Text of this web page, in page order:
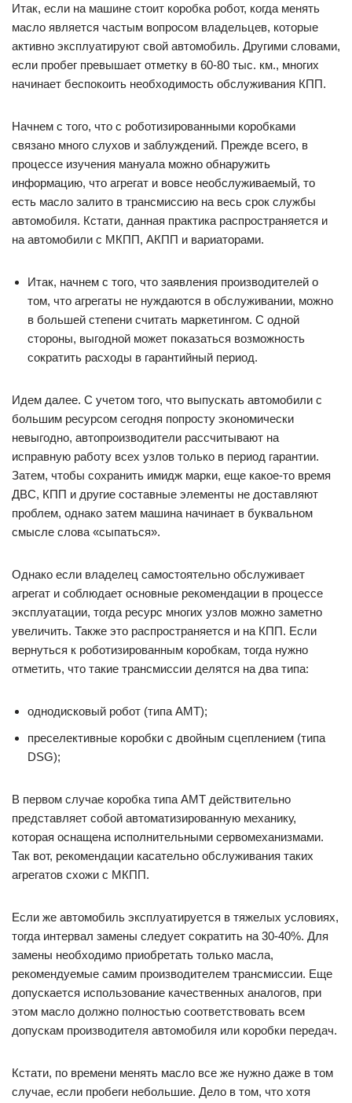
Итак, если на машине стоит коробка робот, когда менять
масло является частым вопросом владельцев, которые
активно эксплуатируют свой автомобиль. Другими словами,
если пробег превышает отметку в 60-80 тыс. км., многих
начинает беспокоить необходимость обслуживания КПП.
Начнем с того, что с роботизированными коробками
связано много слухов и заблуждений. Прежде всего, в
процессе изучения мануала можно обнаружить
информацию, что агрегат и вовсе необслуживаемый, то
есть масло залито в трансмиссию на весь срок службы
автомобиля. Кстати, данная практика распространяется и
на автомобили с МКПП, АКПП и вариаторами.
Итак, начнем с того, что заявления производителей о
том, что агрегаты не нуждаются в обслуживании, можно
в большей степени считать маркетингом. С одной
стороны, выгодной может показаться возможность
сократить расходы в гарантийный период.
Идем далее. С учетом того, что выпускать автомобили с
большим ресурсом сегодня попросту экономически
невыгодно, автопроизводители рассчитывают на
исправную работу всех узлов только в период гарантии.
Затем, чтобы сохранить имидж марки, еще какое-то время
ДВС, КПП и другие составные элементы не доставляют
проблем, однако затем машина начинает в буквальном
смысле слова «сыпаться».
Однако если владелец самостоятельно обслуживает
агрегат и соблюдает основные рекомендации в процессе
эксплуатации, тогда ресурс многих узлов можно заметно
увеличить. Также это распространяется и на КПП. Если
вернуться к роботизированным коробкам, тогда нужно
отметить, что такие трансмиссии делятся на два типа:
однодисковый робот (типа АМТ);
преселективные коробки с двойным сцеплением (типа
DSG);
В первом случае коробка типа АМТ действительно
представляет собой автоматизированную механику,
которая оснащена исполнительными сервомеханизмами.
Так вот, рекомендации касательно обслуживания таких
агрегатов схожи с МКПП.
Если же автомобиль эксплуатируется в тяжелых условиях,
тогда интервал замены следует сократить на 30-40%. Для
замены необходимо приобретать только масла,
рекомендуемые самим производителем трансмиссии. Еще
допускается использование качественных аналогов, при
этом масло должно полностью соответствовать всем
допускам производителя автомобиля или коробки передач.
Кстати, по времени менять масло все же нужно даже в том
случае, если пробеги небольшие. Дело в том, что хотя